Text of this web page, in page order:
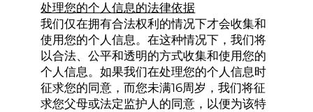
处理您的个人信息的法律依据
我们仅在拥有合法权利的情况下才会收集和
使用您的个人信息。在这种情况下，我们将
以合法、公平和透明的方式收集和使用您的
个人信息。如果我们在处理您的个人信息时
征求您的同意，而您未满16周岁，我们将征
求您父母或法定监护人的同意，以便为该特